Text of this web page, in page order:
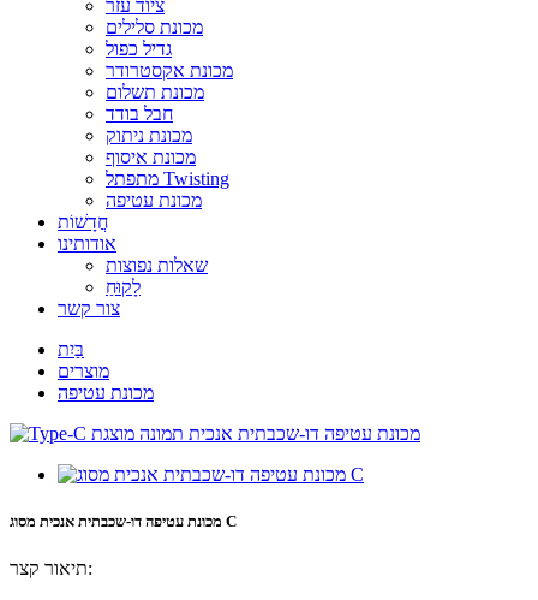
ציוד עזר
מכונת סלילים
גדיל כפול
מכונת אקסטרודר
מכונת תשלום
חבל בודד
מכונת ניתוק
מכונת איסוף
מתפתל Twisting
מכונת עטיפה
חֲדָשׁוֹת
אודותינו
שאלות נפוצות
לָקוּחַ
צור קשר
בַּיִת
מוצרים
מכונת עטיפה
מכונת עטיפה דו-שכבתית אנכית מסוג C
תיאור קצר: